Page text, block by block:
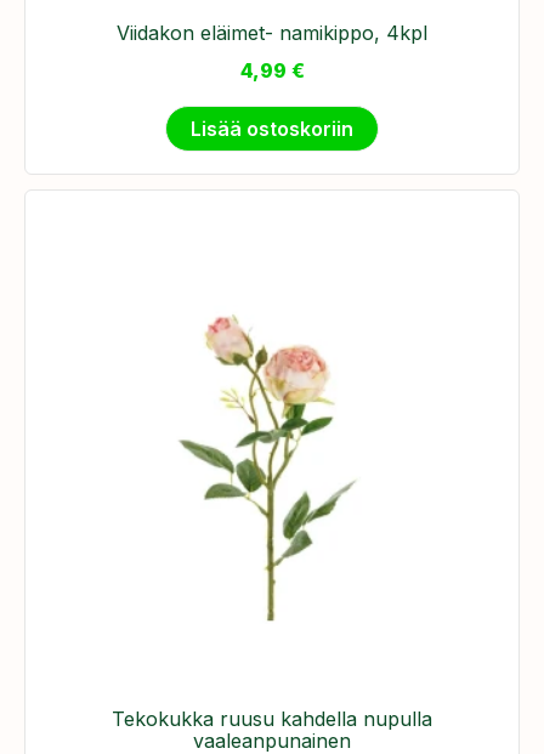
Viidakon eläimet- namikippo, 4kpl
4,99 €
Lisää ostoskoriin
Tekokukka ruusu kahdella nupulla
vaaleanpunainen